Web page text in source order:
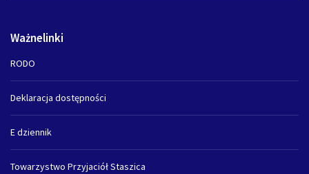
Ważnelinki
RODO
Deklaracja dostępności
E dziennik
Towarzystwo Przyjaciół Staszica